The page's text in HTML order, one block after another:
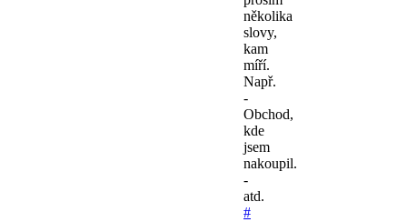
několika
slovy,
kam
míří.
Např.
-
Obchod,
kde
jsem
nakoupil.
-
atd.
#